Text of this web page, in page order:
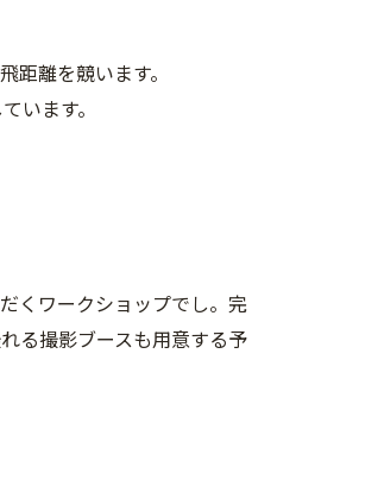
離を競います。
います。
くワークショップでし。完
る撮影ブースも用意する予